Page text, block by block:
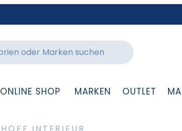
ONLINE SHOP MARKEN OUTLET